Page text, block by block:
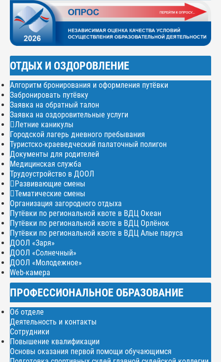
ОТДЫХ И ОЗДОРОВЛЕНИЕ
Алгоритм бронирования и оформления путёвки
Забронировать путёвку
Заявка на обратный талон
Заявка на оздоровительные услуги
Летние каникулы
Городской лагерь дневного пребывания
Туристско-краеведческий палаточный полигон
Документы для родителей
Медицинская служба
Трудоустройство в ДООЛ
Развивающие смены
Тематические смены
Организация загородного отдыха
Путёвки по региональной квоте в ВДЦ Океан
Путёвки по региональной квоте в ВДЦ Орлёнок
Путёвки по региональной квоте в ВДЦ Алые паруса
ДООЛ «Заря»
ДООЛ «Солнечный»
ДООЛ «Молодежное»
Web-камера
ПРОФЕССИОНАЛЬНОЕ ОБРАЗОВАНИЕ
Об отделе
Деятельность и контакты
Сотрудники
Повышение квалификации
Основы оказания первой помощи обучающимся